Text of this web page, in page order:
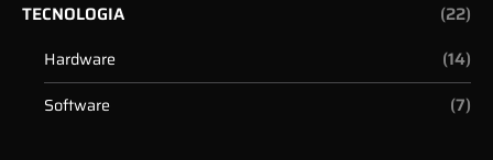
TECNOLOGIA
(22)
Hardware (14)
Software (7)